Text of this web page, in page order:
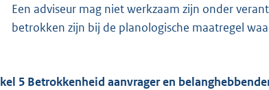
Een adviseur mag niet werkzaam zijn onder
betrokken zijn bij de planologische maatregel
5 Betrokkenheid aanvrager en